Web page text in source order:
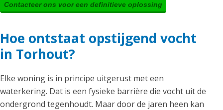
Contacteer ons voor een definitieve oplossing
Hoe ontstaat opstijgend vocht
in Torhout?
Elke woning is in principe uitgerust met een
waterkering. Dat is een fysieke barrière die vocht uit de
ondergrond tegenhoudt. Maar door de jaren heen kan